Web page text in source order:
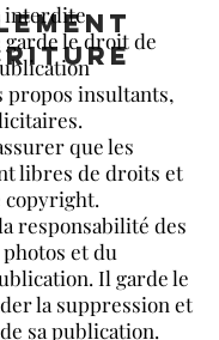
interdite
garde le droit de
propos insultants,
que les
libres de droits et
responsabilité des
et du
Il garde le
la suppression et
sa publication.